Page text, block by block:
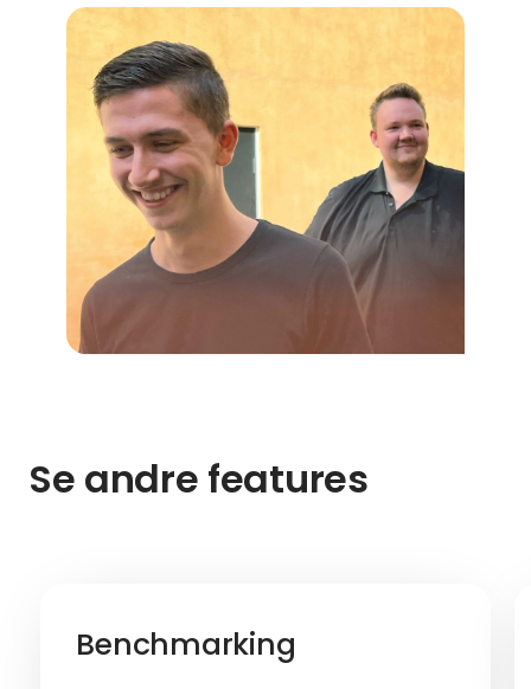
Se andre features
Benchmarking